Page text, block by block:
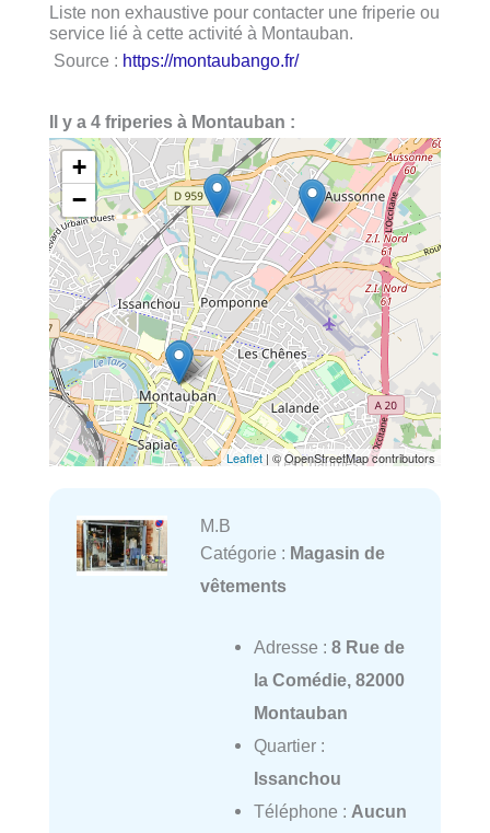
Liste non exhaustive pour contacter une friperie ou
service lié à cette activité à Montauban.
Source : https://montaubango.fr/
Il y a 4 friperies à Montauban :
+
−
Leaflet | © OpenStreetMap contributors
M.B
Catégorie : Magasin de
vêtements
Adresse : 8 Rue de
la Comédie, 82000
Montauban
Quartier :
Issanchou
Téléphone : Aucun